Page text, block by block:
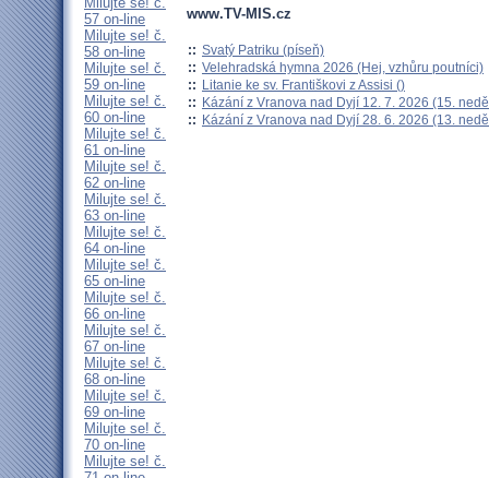
57 on-line
Milujte se! č.
58 on-line
Milujte se! č.
59 on-line
Milujte se! č.
60 on-line
Milujte se! č.
61 on-line
Milujte se! č.
62 on-line
Milujte se! č.
63 on-line
Milujte se! č.
64 on-line
Milujte se! č.
65 on-line
Milujte se! č.
66 on-line
Milujte se! č.
67 on-line
Milujte se! č.
68 on-line
Milujte se! č.
69 on-line
Milujte se! č.
70 on-line
Milujte se! č.
www.TV-MIS.cz
:: Svatý Patriku (píseň)
:: Velehradská hymna 2026 (Hej, vzhůru poutníci)
:: Litanie ke sv. Františkovi z Assisi ()
:: Kázání z Vranova nad Dyjí 12. 7. 2026 (15.
:: Kázání z Vranova nad Dyjí 28. 6. 2026 (13.